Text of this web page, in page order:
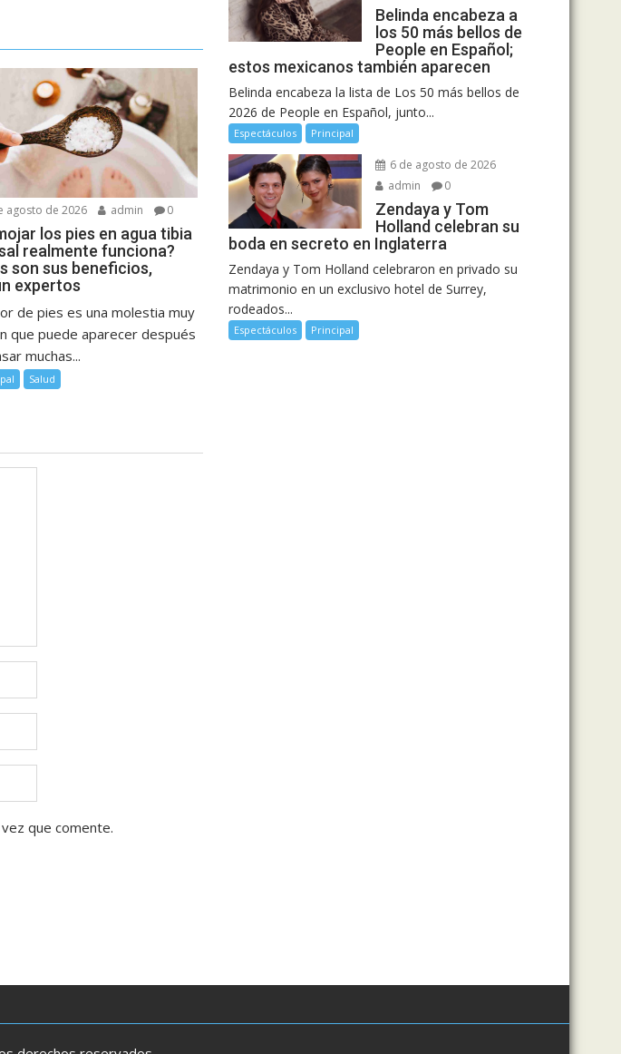
agosto de 2026 admin 0
los pies en agua tibia
realmente funciona?
son sus beneficios,
expertos
de pies es una molestia muy
que puede aparecer después
muchas...
Salud
que comente.
Belinda encabeza a
los 50 más bellos de
People en Español;
estos mexicanos también aparecen
Belinda encabeza la lista de Los 50 más bellos de
2026 de People en Español, junto...
Espectáculos Principal
6 de agosto de 2026
admin
0
Zendaya y Tom
Holland celebran su
boda en secreto en Inglaterra
Zendaya y Tom Holland celebraron en privado su
matrimonio en un exclusivo hotel de Surrey,
rodeados...
Espectáculos Principal